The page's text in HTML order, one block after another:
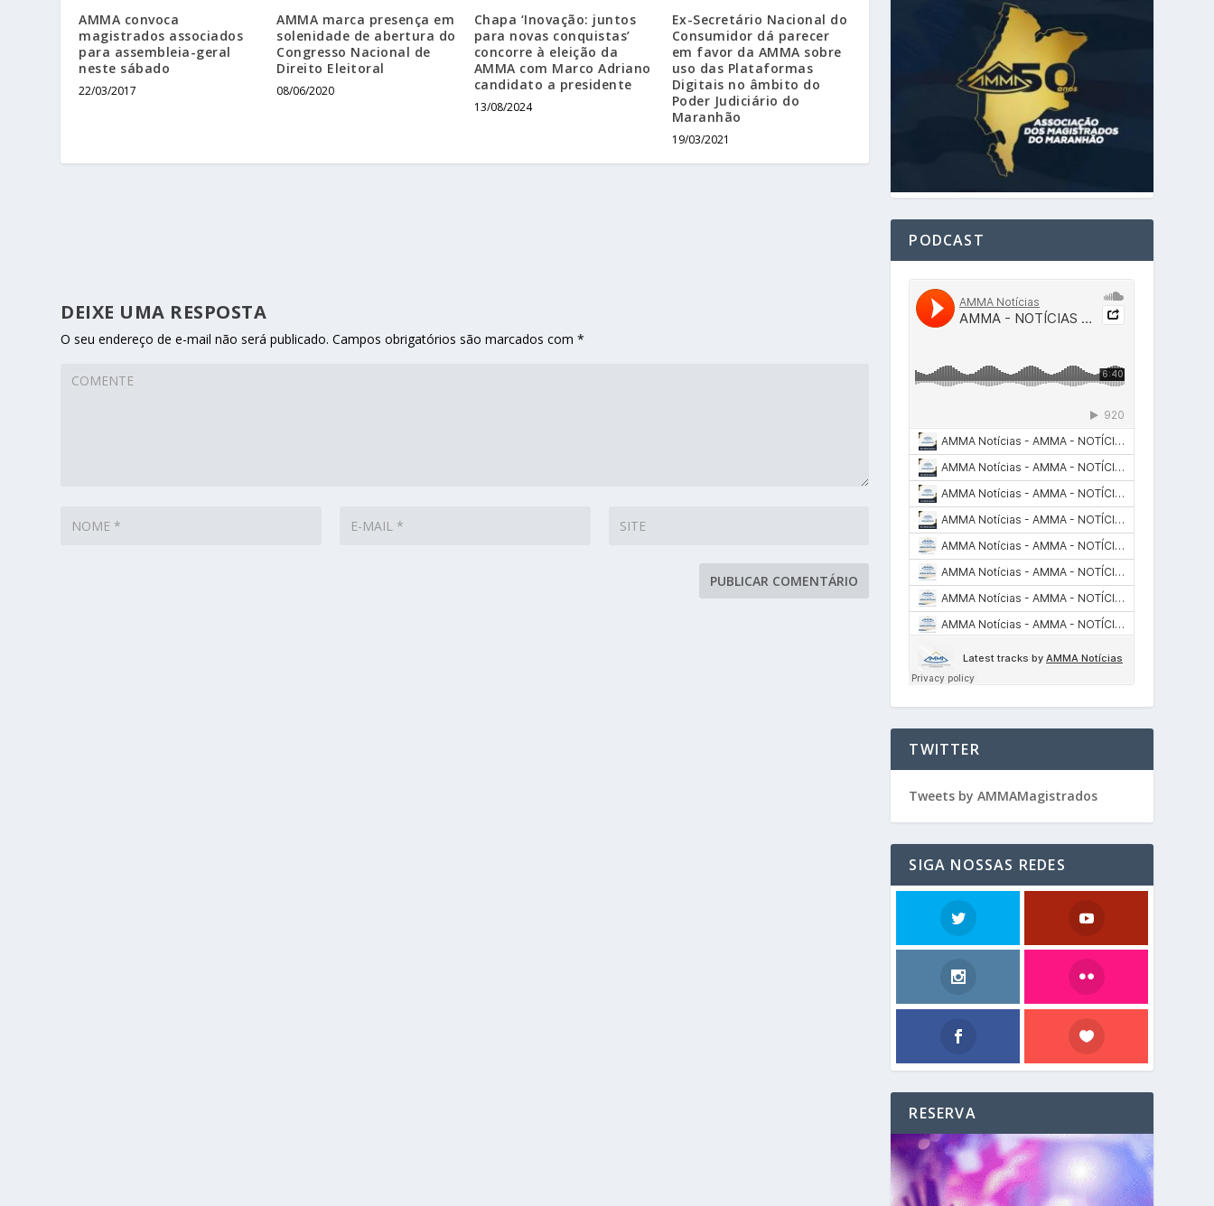
AMMA convoca
magistrados associados
para assembleia-geral
neste sábado
22/03/2017
AMMA marca presença em
solenidade de abertura do
Congresso Nacional de
Direito Eleitoral
08/06/2020
Chapa ‘Inovação: juntos
para novas conquistas’
concorre à eleição da
AMMA com Marco Adriano
candidato a presidente
13/08/2024
Ex-Secretário Nacional do
Consumidor dá parecer
em favor da AMMA sobre
uso das Plataformas
Digitais no âmbito do
Poder Judiciário do
Maranhão
19/03/2021
DEIXE UMA RESPOSTA
O seu endereço de e-mail não será publicado. Campos obrigatórios são marcados com*
PODCAST
TWITTER
Tweets by AMMAMagistrados
SIGA NOSSAS REDES
RESERVA